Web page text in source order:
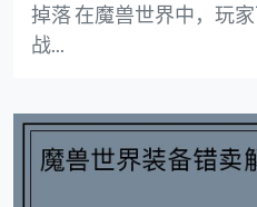
掉落 在魔兽世界中，玩
战...